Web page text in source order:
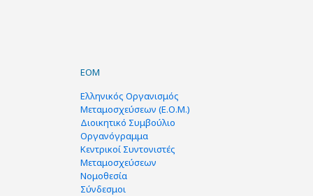
ΕΟΜ
Ελληνικός Οργανισμός
Μεταμοσχεύσεων (Ε.Ο.Μ.)
Διοικητικό Συμβούλιο
Οργανόγραμμα
Κεντρικοί Συντονιστές
Μεταμοσχεύσεων
Νομοθεσία
Σύνδεσμοι